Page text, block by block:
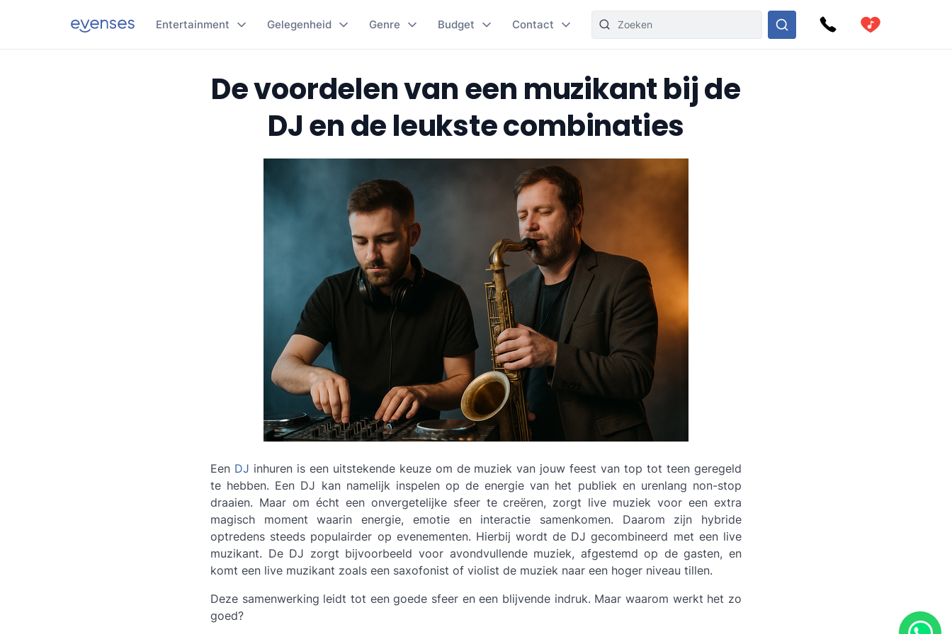
Entertainment Gelegenheid Genre Budget Contact
De voordelen van een muzikant bij de
DJ en de leukste combinaties
Een DJ inhuren is een uitstekende keuze om de muziek van jouw feest van top tot teen geregeld
te hebben. Een DJ kan namelijk inspelen op de energie van het publiek en urenlang non-stop
draaien. Maar om écht een onvergetelijke sfeer te creëren, zorgt live muziek voor een extra
magisch moment waarin energie, emotie en interactie samenkomen. Daarom zijn hybride
optredens steeds populairder op evenementen. Hierbij wordt de DJ gecombineerd met een live
muzikant. De DJ zorgt bijvoorbeeld voor avondvullende muziek, afgestemd op de gasten, en
komt een live muzikant zoals een saxofonist of violist de muziek naar een hoger niveau tillen.
Deze samenwerking leidt tot een goede sfeer en een blijvende indruk. Maar waarom werkt het zo
goed?